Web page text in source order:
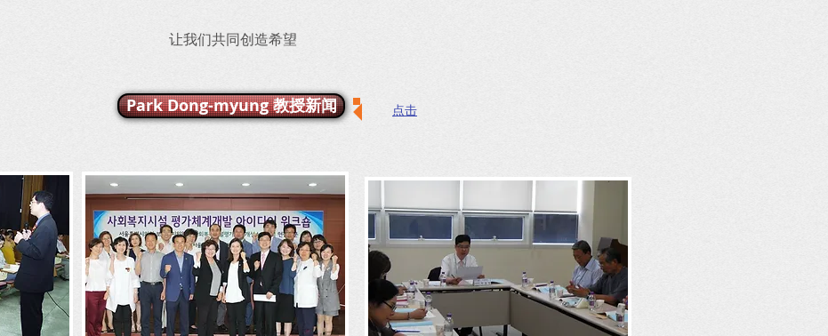
让我们共同创造希望
Park Dong-myung 教授新闻 点击